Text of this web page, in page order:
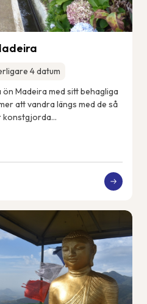
4 datum
Madeira med sitt behagliga
att vandra längs med de så
konstgjorda